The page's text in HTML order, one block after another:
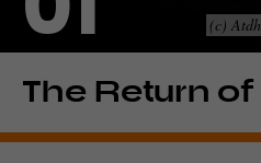
Laufzeit
Dieses
Analytics
wird
Name _gcl_aw
Anbieter Google Ads
(c)
The Return